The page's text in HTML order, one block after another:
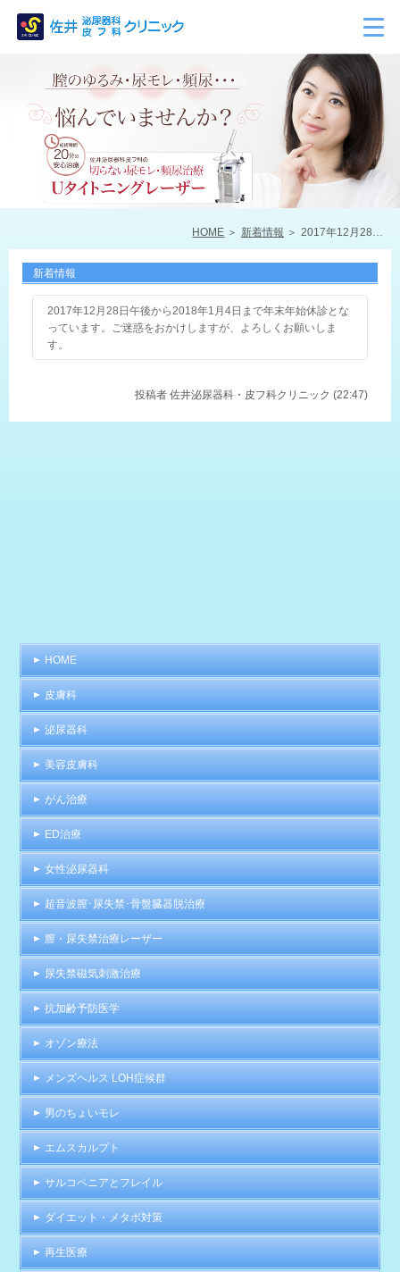
HOME 新着情報 2017年12月28日午後から2018年1月4日まで年末年始休診となっています。ご迷惑をおかけしますが、よろしくお願いします。
新着情報
2017年12月28日午後から2018年1月4日まで年末年始休診とな
っています。ご迷惑をおかけしますが、よろしくお願いしま
す。
投稿者 佐井泌尿器科・皮フ科クリニック (22:47)
HOME
皮膚科
泌尿器科
美容皮膚科
がん治療
ED治療
女性泌尿器科
超音波膣･尿失禁･骨盤臓器脱治療
膣・尿失禁治療レーザー
尿失禁磁気刺激治療
抗加齢予防医学
オゾン療法
メンズヘルス LOH症候群
男のちょいモレ
エムスカルプト
サルコペニアとフレイル
ダイエット・メタボ対策
再生医療